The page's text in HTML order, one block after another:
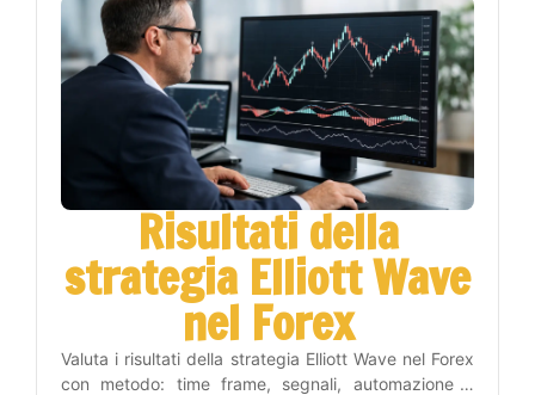
Risultati della
strategia Elliott Wave
nel Forex
Valuta i risultati della strategia Elliott Wave nel Forex
con metodo: time frame, segnali, automazione e